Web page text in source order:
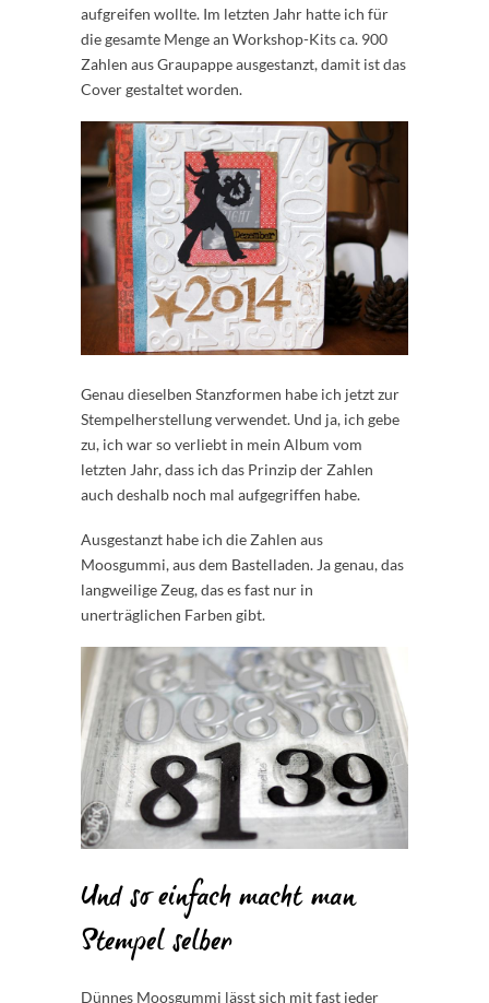
aufgreifen wollte. Im letzten Jahr hatte ich für
die gesamte Menge an Workshop-Kits ca. 900
Zahlen aus Graupappe ausgestanzt, damit ist das
Cover gestaltet worden.
Genau dieselben Stanzformen habe ich jetzt zur
Stempelherstellung verwendet. Und ja, ich gebe
zu, ich war so verliebt in mein Album vom
letzten Jahr, dass ich das Prinzip der Zahlen
auch deshalb noch mal aufgegriffen habe.
Ausgestanzt habe ich die Zahlen aus
Moosgummi, aus dem Bastelladen. Ja genau, das
langweilige Zeug, das es fast nur in
unerträglichen Farben gibt.
Und so einfach macht man
Stempel selber
Dünnes Moosgummi lässt sich mit fast jeder